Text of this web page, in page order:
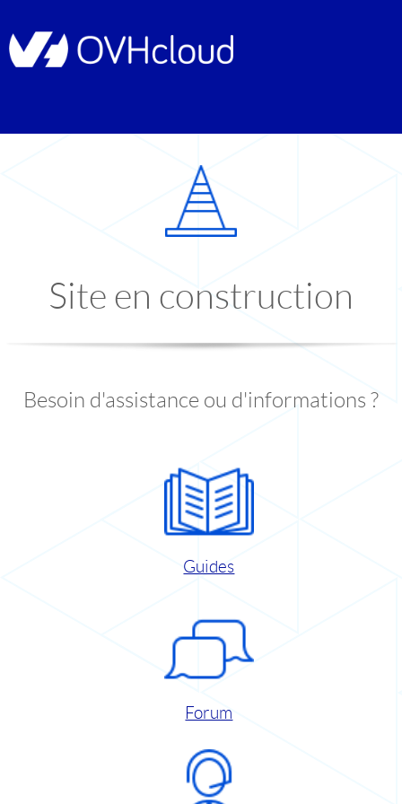
Site en construction
Besoin d'assistance ou d'informations ?
Guides
Forum